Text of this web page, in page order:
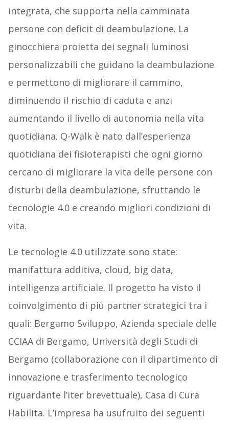
integrata, che supporta nella camminata
persone con deficit di deambulazione. La
ginocchiera proietta dei segnali luminosi
personalizzabili che guidano la deambulazione
e permettono di migliorare il cammino,
diminuendo il rischio di caduta e anzi
aumentando il livello di autonomia nella vita
quotidiana. Q-Walk è nato dall’esperienza
quotidiana dei fisioterapisti che ogni giorno
cercano di migliorare la vita delle persone con
disturbi della deambulazione, sfruttando le
tecnologie 4.0 e creando migliori condizioni di
vita.
Le tecnologie 4.0 utilizzate sono state:
manifattura additiva, cloud, big data,
intelligenza artificiale. Il progetto ha visto il
coinvolgimento di più partner strategici tra i
quali: Bergamo Sviluppo, Azienda speciale delle
CCIAA di Bergamo, Università degli Studi di
Bergamo (collaborazione con il dipartimento di
innovazione e trasferimento tecnologico
riguardante l’iter brevettuale), Casa di Cura
Habilita. L’impresa ha usufruito dei seguenti